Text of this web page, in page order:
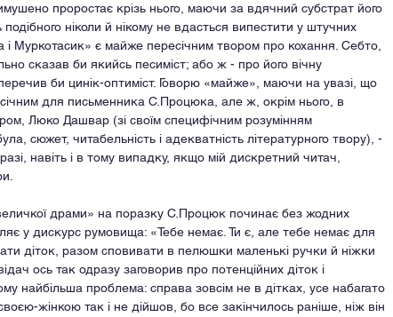
проростає крізь нього, маючи за вдячний субстрат його
ніколи й нікому не вдасться випестити у штучних
і Муркотасик» є майже пересічним твором про кохання. Себто,
сказав би якийсь песиміст; або ж - про його вічну
би цинік-оптиміст. Говорю «майже», маючи на увазі, що
для письменника С.Процюка, але ж, окрім нього, в
Люко Дашвар (зі своїм специфічним розумінням
сюжет, читабельність і адекватність літературного твору), -
навіть і в тому випадку, якщо мій дискретний читач,
драми» на поразку С.Процюк починає без жодних
у дискурс румовища: «Тебе немає. Ти є, але тебе немає для
діток, разом сповивати в пелюшки маленькі ручки й ніжки
ось так одразу заговорив про потенційних діток і
найбільша проблема: справа зовсім не в дітках, усе набагато
жінкою так і не дійшов, бо все закінчилось раніше, ніж він